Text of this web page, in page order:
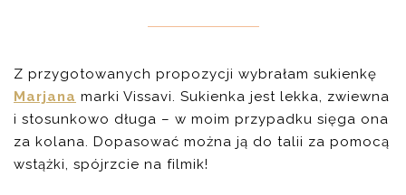
Z przygotowanych propozycji wybrałam sukienkę
Marjana marki Vissavi. Sukienka jest lekka, zwiewna
i stosunkowo długa – w moim przypadku sięga ona
za kolana. Dopasować można ją do talii za pomocą
wstążki, spójrzcie na filmik!